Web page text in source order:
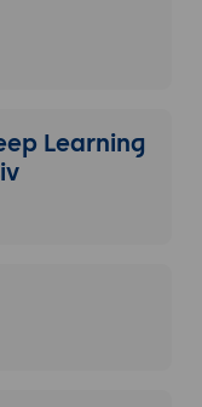
Learning